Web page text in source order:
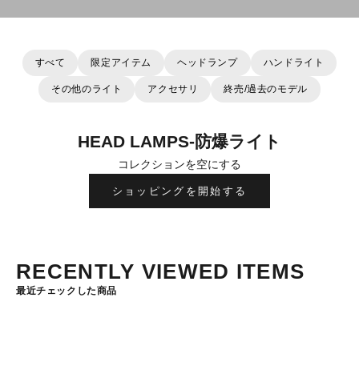
すべて 限定アイテム ヘッドランプ ハンドライト
その他のライト アクセサリ 終売/過去のモデル
HEAD LAMPS-防爆ライト
コレクションを空にする
ショッピングを開始する
RECENTLY VIEWED ITEMS
最近チェックした商品